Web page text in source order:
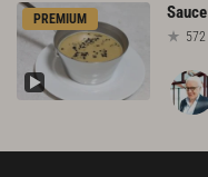
PREMIUM Sauce
572